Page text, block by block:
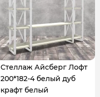
Стеллаж Айсберг Лофт
200*182-4 белый дуб
крафт белый